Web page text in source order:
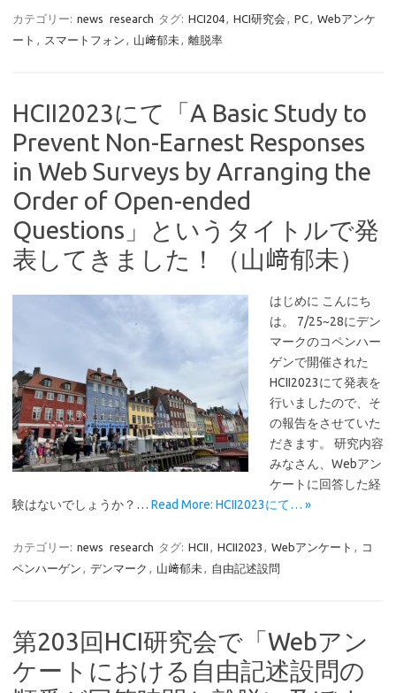
カテゴリー: news research タグ: HCI204, HCI研究会 , PC, Webアンケ
ート , スマートフォン , 山﨑郁未, 離脱率
HCII2023にて「A Basic Study to
Prevent Non-Earnest Responses
in Web Surveys by Arranging the
Order of Open-ended
Questions」というタイトルで発
表してきました！（山﨑郁未）
はじめに こんにち
は。 7/25~28にデン
マークのコペンハー
ゲンで開催された
HCII2023にて発表を
行いましたので、そ
の報告をさせていた
だきます。 研究内容
みなさん、Webアン
ケートに回答した経
験はないでしょうか？… Read More: HCII2023にて… »
カテゴリー: news research タグ: HCII , HCII2023 , Webアンケート , コ
ペンハーゲン , デンマーク , 山﨑郁未, 自由記述設問
第203回HCI研究会で「Webアン
ケートにおける自由記述設問の